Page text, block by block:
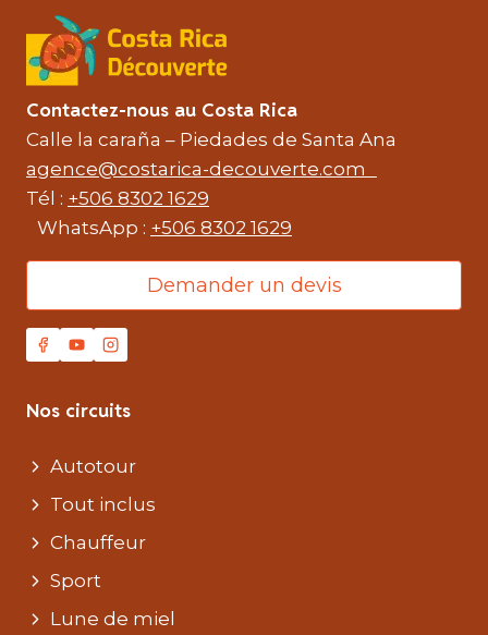
Contactez-nous au Costa Rica
Calle la caraña – Piedades de Santa Ana
agence@costarica-decouverte.com
Tél : +506 8302 1629
WhatsApp : +506 8302 1629
Demander un devis
Nos circuits
Autotour
Tout inclus
Chauffeur
Sport
Lune de miel